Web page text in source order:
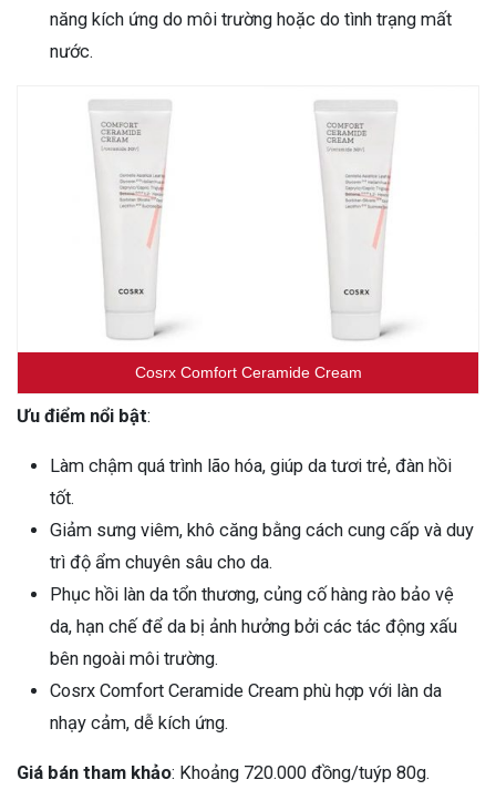
năng kích ứng do môi trường hoặc do tình trạng mất
nước.
Cosrx Comfort Ceramide Cream
Ưu điểm nổi bật:
Làm chậm quá trình lão hóa, giúp da tươi trẻ, đàn hồi
tốt.
Giảm sưng viêm, khô căng bằng cách cung cấp và duy
trì độ ẩm chuyên sâu cho da.
Phục hồi làn da tổn thương, củng cố hàng rào bảo vệ
da, hạn chế để da bị ảnh hưởng bởi các tác động xấu
bên ngoài môi trường.
Cosrx Comfort Ceramide Cream phù hợp với làn da
nhạy cảm, dễ kích ứng.
Giá bán tham khảo: Khoảng 720.000 đồng/tuýp 80g.